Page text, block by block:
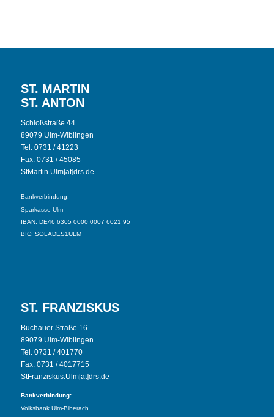
ST. MARTIN
ST. ANTON
Schloßstraße 44
89079 Ulm-Wiblingen
Tel. 0731 / 41223
Fax: 0731 / 45085
StMartin.Ulm[at]drs.de
Bankverbindung:
Sparkasse Ulm
IBAN: DE46 6305 0000 0007 6021 95
BIC: SOLADES1ULM
ST. FRANZISKUS
Buchauer Straße 16
89079 Ulm-Wiblingen
Tel. 0731 / 401770
Fax: 0731 / 4017715
StFranziskus.Ulm[at]drs.de
Bankverbindung:
Volksbank Ulm-Biberach